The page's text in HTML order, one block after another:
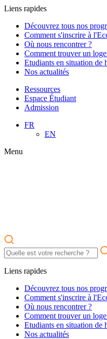
Liens rapides
Découvrez tous nos
Comment s'inscrire à
Où nous rencontrer ?
Comment trouver un
Etudiants en situation de
Nos actualités
Ressources
Espace Étudiant
Admission
FR
EN
Menu
Liens rapides
Découvrez tous nos
Comment s'inscrire à
Où nous rencontrer ?
Comment trouver un
Etudiants en situation de
Nos actualités